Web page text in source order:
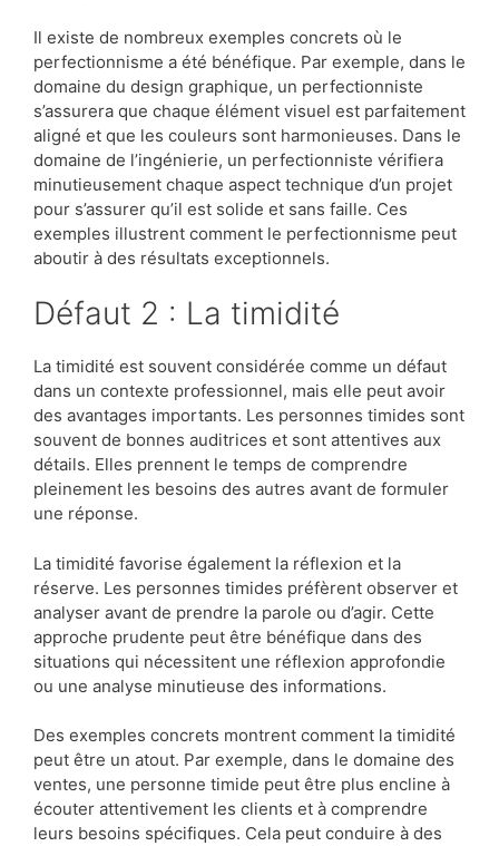
Il existe de nombreux exemples concrets où le
perfectionnisme a été bénéfique. Par exemple, dans le
domaine du design graphique, un perfectionniste
s’assurera que chaque élément visuel est parfaitement
aligné et que les couleurs sont harmonieuses. Dans le
domaine de l’ingénierie, un perfectionniste vérifiera
minutieusement chaque aspect technique d’un projet
pour s’assurer qu’il est solide et sans faille. Ces
exemples illustrent comment le perfectionnisme peut
aboutir à des résultats exceptionnels.
Défaut 2 : La timidité
La timidité est souvent considérée comme un défaut
dans un contexte professionnel, mais elle peut avoir
des avantages importants. Les personnes timides sont
souvent de bonnes auditrices et sont attentives aux
détails. Elles prennent le temps de comprendre
pleinement les besoins des autres avant de formuler
une réponse.
La timidité favorise également la réflexion et la
réserve. Les personnes timides préfèrent observer et
analyser avant de prendre la parole ou d’agir. Cette
approche prudente peut être bénéfique dans des
situations qui nécessitent une réflexion approfondie
ou une analyse minutieuse des informations.
Des exemples concrets montrent comment la timidité
peut être un atout. Par exemple, dans le domaine des
ventes, une personne timide peut être plus encline à
écouter attentivement les clients et à comprendre
leurs besoins spécifiques. Cela peut conduire à des